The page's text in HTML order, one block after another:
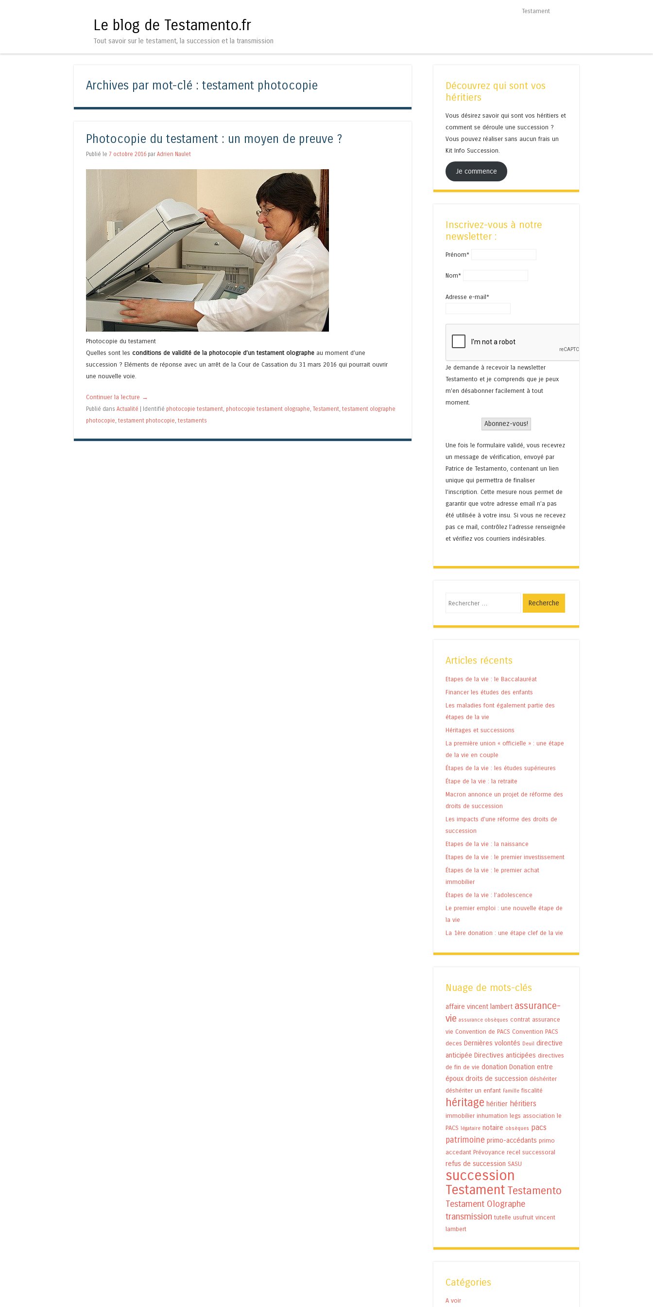
Le blog de Testamento.fr
Tout savoir sur le testament, la succession et la transmission
Testament
Archives par mot-clé : testament photocopie
Photocopie du testament : un moyen de preuve ?
Publié le 7 octobre 2016 par Adrien Naulet
Photocopie du testament
Quelles sont les conditions de validité de la photocopie d’un testament olographe au moment d’une
succession ? Eléments de réponse avec un arrêt de la Cour de Cassation du 31 mars 2016 qui pourrait ouvrir
une nouvelle voie.
Continuer la lecture →
Publié dans Actualité Identifié photocopie testament, photocopie testament olographe, Testament, testament olographe
photocopie, testament photocopie, testaments
Découvrez qui sont vos
héritiers
Vous désirez savoir qui sont vos héritiers et
comment se déroule une succession ?
Vous pouvez réaliser sans aucun frais un
Kit Info Succession.
Je commence
Inscrivez-vous à notre
newsletter :
Prénom*
Nom*
Adresse e-mail*
Je demande à recevoir la newsletter
Testamento et je comprends que je peux
m'en désabonner facilement à tout
moment.
Une fois le formulaire validé, vous recevrez
un message de vérification, envoyé par
Patrice de Testamento, contenant un lien
unique qui permettra de finaliser
l'inscription. Cette mesure nous permet de
garantir que votre adresse email n’a pas
été utilisée à votre insu. Si vous ne recevez
pas ce mail, contrôlez l’adresse renseignée
et vérifiez vos courriers indésirables.
Articles récents
Etapes de la vie : le Baccalauréat
Financer les études des enfants
Les maladies font également partie des
étapes de la vie
Héritages et successions
La première union « officielle » : une étape
de la vie en couple
Étapes de la vie : les études supérieures
Étape de la vie : la retraite
Macron annonce un projet de réforme des
droits de succession
Les impacts d’une réforme des droits de
succession
Etapes de la vie : la naissance
Etapes de la vie : le premier investissement
Étapes de la vie : le premier achat
immobilier
Étapes de la vie : l’adolescence
Le premier emploi : une nouvelle étape de
la vie
La 1ère donation : une étape clef de la vie
Nuage de mots-clés
affaire vincent lambert assurance-
vie assurance obsèques contrat assurance
vie Convention de PACS Convention PACS
deces Dernières volontés Deuil directive
anticipée Directives anticipées directives
de fin de vie donation Donation entre
époux droits de succession déshériter
déshériter un enfant Famille fiscalité
héritage héritier héritiers
immobilier inhumation legs association le
PACS légataire notaire obsèques pacs
patrimoine primo-accédants primo
accedant Prévoyance recel successoral
refus de succession SASU
succession
Testament Testamento
Testament Olographe
transmission tutelle usufruit vincent
lambert
Catégories
A voir